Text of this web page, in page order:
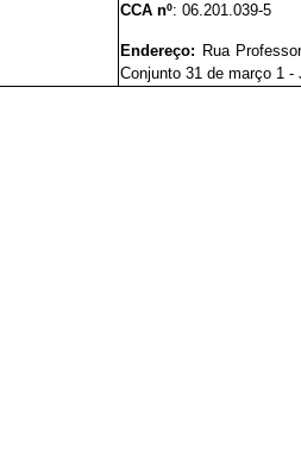
CCA nº: 06.201.039-5
Endereço: Rua
Conjunto 31 de março 1 -